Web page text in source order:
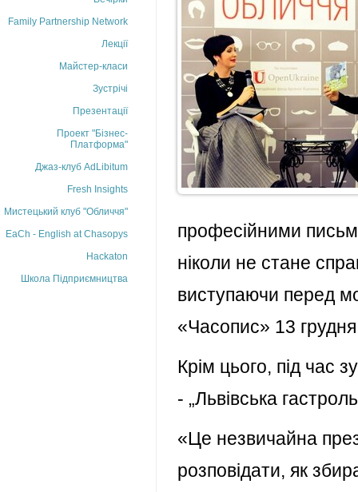
Family Partnership Network
Лекції
Майстер-класи
Зустрічі
Презентації
Проект "Бізнес-
Платформа"
Джаз-клуб AdLibitum
Fresh Insights
Мистецький клуб "Обличчя"
EaCh - English at Chasopys
Hackaton
Школа Підприємництва
професійними
ніколи не стане
виступаючи перед
«Часопис» 13
Крім цього, під час
- „Львівська
«Це незвичайна
розповідати, як